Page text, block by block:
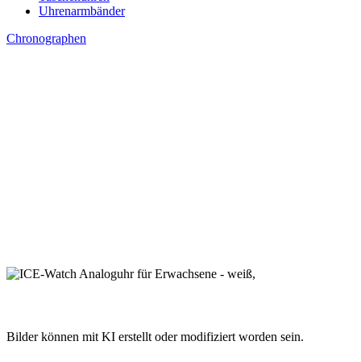
Uhrenarmbänder
Chronographen
Bilder können mit KI erstellt oder modifiziert worden sein.